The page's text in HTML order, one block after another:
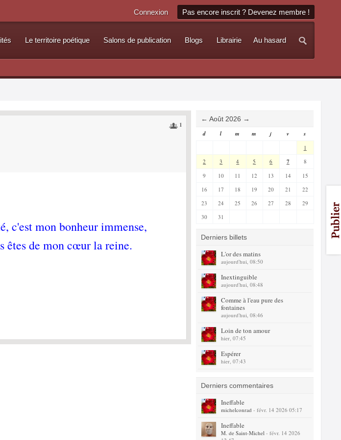
Connexion Pas encore inscrit ? Devenez membre !
Au hasard
Le territoire poétique Salons de publication Blogs Librairie
1
c'est mon bonheur immense,
êtes de mon cœur la reine.
← Août 2026 →
d
l m m j v s
1
2
3 4 5 6 7
8
9
10 11 12 13 14
15
16
17 18 19 20 21
22
23
24 25 26 27 28
29
30
31
Derniers billets
L'or des matins
aujourd'hui, 08:50
Inextinguible
aujourd'hui, 08:48
Comme à l'eau pure des
fontaines
aujourd'hui, 08:46
Loin de ton amour
hier, 07:45
Espérer
hier, 07:43
Derniers commentaires
Ineffable
michelconrad - févr. 14 2026 05:17
Ineffable
M. de Saint-Michel- févr. 14 2026